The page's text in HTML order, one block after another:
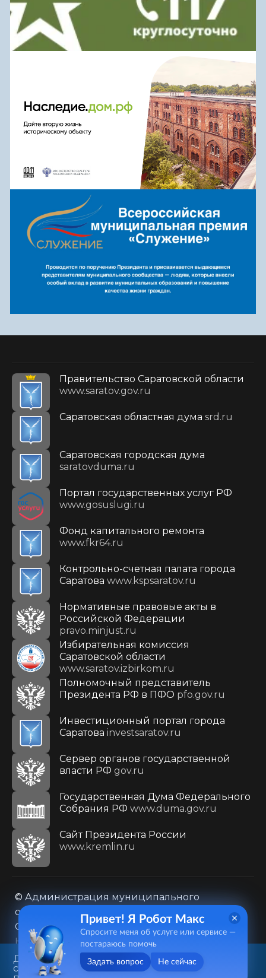
Правительство Саратовской области
www.saratov.gov.ru
Саратовская областная дума srd.ru
Саратовская городская дума
saratovduma.ru
Портал государственных услуг РФ
www.gosuslugi.ru
Фонд капитального ремонта
www.fkr64.ru
Контрольно-счетная палата города
Саратова www.kspsaratov.ru
Нормативные правовые акты в
Российской Федерации
pravo.minjust.ru
Избирательная комиссия
Саратовской области
www.saratov.izbirkom.ru
Полномочный представитель
Президента РФ в ПФО pfo.gov.ru
Инвестиционный портал города
Саратова investsaratov.ru
Сервер органов государственной
власти РФ gov.ru
Государственная Дума Федерального
Собрания РФ www.duma.gov.ru
Cайт Президента России
www.kremlin.ru
© Администрация муниципального
образования городского округа «Город
Саратов»
Контакты
Карта сайта
Политика в отношении обработки
персональных данных
Данный веб-сайт использует
cookie-файлы в целях
Привет! Я Робот Макс
Спросите меня об услуге или сервисе —
постараюсь помочь
Задать вопрос Не сейчас